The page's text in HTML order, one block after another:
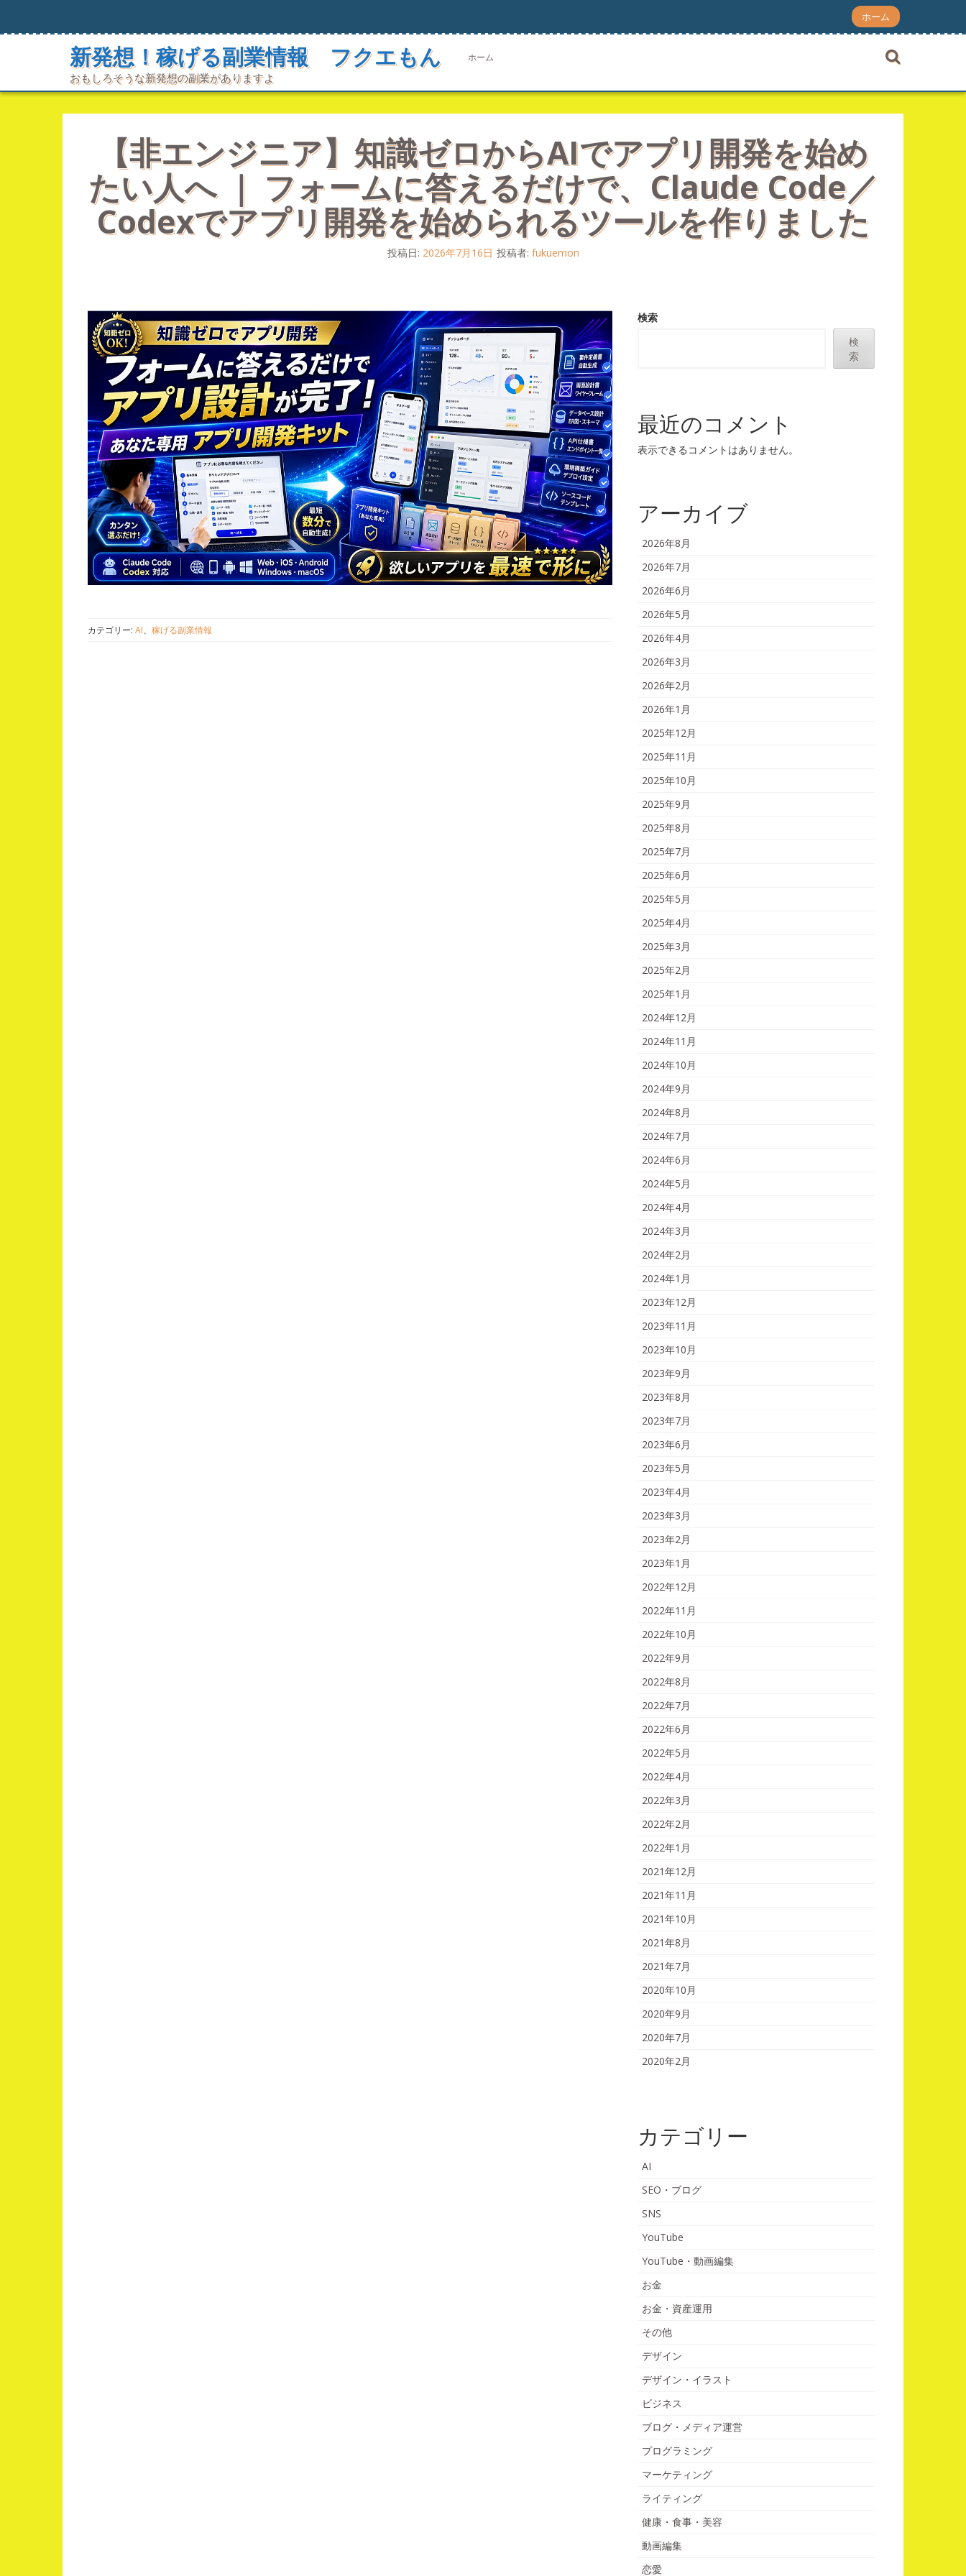
テ
ス
ホーム
新発想！稼げる副業情報 フクエもん
おもしろそうな新発想の副業がありますよ
ホーム
【非エンジニア】知識ゼロからAIでアプリ開発を始め
たい人へ ｜ フォームに答えるだけで、Claude Code／
Codexでアプリ開発を始められるツールを作りました
投稿日: 2026年7月16日 投稿者: fukuemon
カテゴリー: AI、 稼げる副業情報
検索
検
索
最近のコメント
表示できるコメントはありません。
アーカイブ
2026年8月
2026年7月
2026年6月
2026年5月
2026年4月
2026年3月
2026年2月
2026年1月
2025年12月
2025年11月
2025年10月
2025年9月
2025年8月
2025年7月
2025年6月
2025年5月
2025年4月
2025年3月
2025年2月
2025年1月
2024年12月
2024年11月
2024年10月
2024年9月
2024年8月
2024年7月
2024年6月
2024年5月
2024年4月
2024年3月
2024年2月
2024年1月
2023年12月
2023年11月
2023年10月
2023年9月
2023年8月
2023年7月
2023年6月
2023年5月
2023年4月
2023年3月
2023年2月
2023年1月
2022年12月
2022年11月
2022年10月
2022年9月
2022年8月
2022年7月
2022年6月
2022年5月
2022年4月
2022年3月
2022年2月
2022年1月
2021年12月
2021年11月
2021年10月
2021年8月
2021年7月
2020年10月
2020年9月
2020年7月
2020年2月
カテゴリー
AI
SEO・ブログ
SNS
YouTube
YouTube・動画編集
お金
お金・資産運用
その他
デザイン
デザイン・イラスト
ビジネス
ブログ・メディア運営
プログラミング
マーケティング
ライティング
健康・食事・美容
動画編集
恋愛